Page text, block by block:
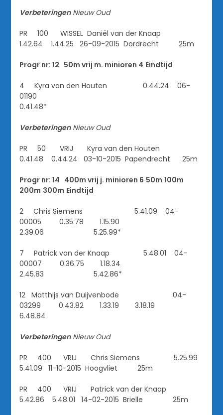
Verbeteringen Nieuw Oud
PR 100 WISSEL Daniël van der Knaap
1.42.64 1.44.25 26-09-2015 Dordrecht 25m
Progr nr: 12 50m vrij m. minioren 4 Eindtijd
4 Kyra van den Houten 0.44.24 06-
01190
0.41.48*
Verbeteringen Nieuw Oud
PR 50 VRIJ Kyra van den Houten
0.41.48 0.44.24 03-10-2015 Papendrecht 25m
Progr nr: 14 400m vrij j. minioren 6 50m 100m
200m 300m Eindtijd
2 Chris Siemens 5.41.09 04-
00005 0.35.78 1.15.90
2.39.06 5.25.99*
7 Patrick van der Knaap 5.48.01 04-
00007 0.36.75 1.18.34
2.45.83 5.42.86*
12 Matthijs van Duijvenbode 04-
03299 0.43.82 1.33.19 3.18.19
6.48.84
Verbeteringen Nieuw Oud
PR 400 VRIJ Chris Siemens 5.25.99
5.41.09 11-10-2015 Hoogvliet 25m
PR 400 VRIJ Patrick van der Knaap
5.42.86 5.48.01 14-02-2015 Brielle 25m